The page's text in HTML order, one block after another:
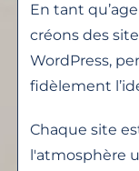
En tant
créons des
WordPress,
fidèlement
Chaque site
l'atmosphère